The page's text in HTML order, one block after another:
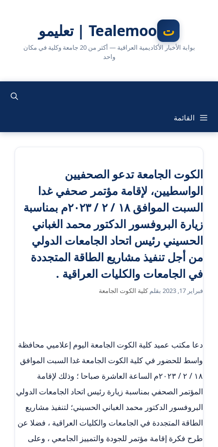
Tealemoo | تعليمو
بوابة الأخبار الأكاديمية العراقية — أكثر من 20 جامعة وكلية في مكان
واحد
القائمة
الكوت الجامعة تدعو الصحفيين
الواسطيين، لإقامة مؤتمر صحفي غدا
السبت الموافق ١٨ / ٢ / ٢٠٢٣م بمناسبة
زيارة البروفسور الدكتور محمد الغباني
الحسيني رئيس اتحاد الجامعات الدولي
من أجل تنفيذ مشاريع الطاقة المتجددة
في الجامعات والكليات العراقية .
فبراير 17, 2023 بقلمكلية الكوت الجامعة
دعا مكتب عميد كلية الكوت الجامعة اليوم إعلاميي محافظة
واسط للحضور في كلية الكوت الجامعة غدا السبت الموافق
١٨ / ٢ / ٢٠٢٣م الساعة العاشرة صباحا ؛ وذلك لإقامة
المؤتمر الصحفي بمناسبة زيارة رئيس اتحاد الجامعات الدولي
البروفسور الدكتور محمد الغباني الحسيني؛ لتنفيذ مشاريع
الطاقة المتجددة في الجامعات والكليات العراقية ، فضلا عن
طرح فكرة إقامة مؤتمر للجودة والتمييز الجامعي ، وعلى